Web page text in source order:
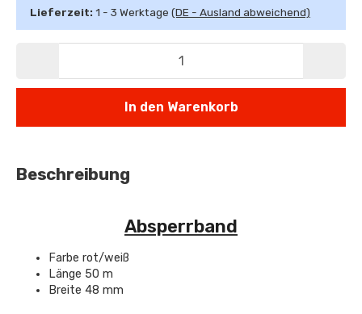
Lieferzeit: 1 - 3 Werktage (DE - Ausland abweichend)
In den Warenkorb
Beschreibung
Absperrband
Farbe rot/weiß
Länge 50 m
Breite 48 mm